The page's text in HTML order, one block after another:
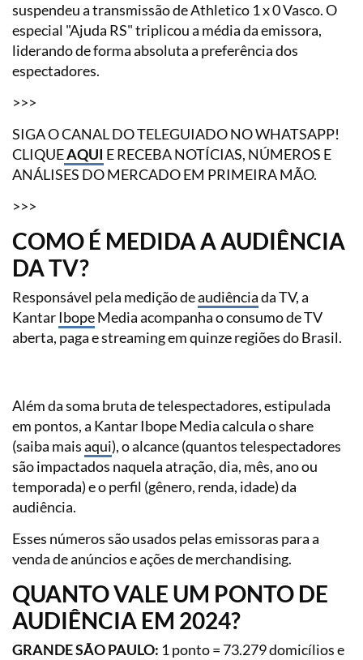
suspendeu a transmissão de Athletico 1 x 0 Vasco. O
especial "Ajuda RS" triplicou a média da emissora,
liderando de forma absoluta a preferência dos
espectadores.
>>>
SIGA O CANAL DO TELEGUIADO NO WHATSAPP!
CLIQUEAQUI E RECEBA NOTÍCIAS, NÚMEROS E
ANÁLISES DO MERCADO EM PRIMEIRA MÃO.
>>>
COMO É MEDIDA A AUDIÊNCIA
DA TV?
Responsável pela medição deaudiênciada TV, a
KantarIbopeMedia acompanha o consumo de TV
aberta, paga e streaming em quinze regiões do Brasil.
Além da soma bruta de telespectadores, estipulada
em pontos, a Kantar Ibope Media calcula o share
(saiba maisaqui), o alcance (quantos telespectadores
são impactados naquela atração, dia, mês, ano ou
temporada) e o perfil (gênero, renda, idade) da
audiência.
Esses números são usados pelas emissoras para a
venda de anúncios e ações de merchandising.
QUANTO VALE UM PONTO DE
AUDIÊNCIA EM 2024?
GRANDE SÃO PAULO: 1 ponto = 73.279 domicílios e